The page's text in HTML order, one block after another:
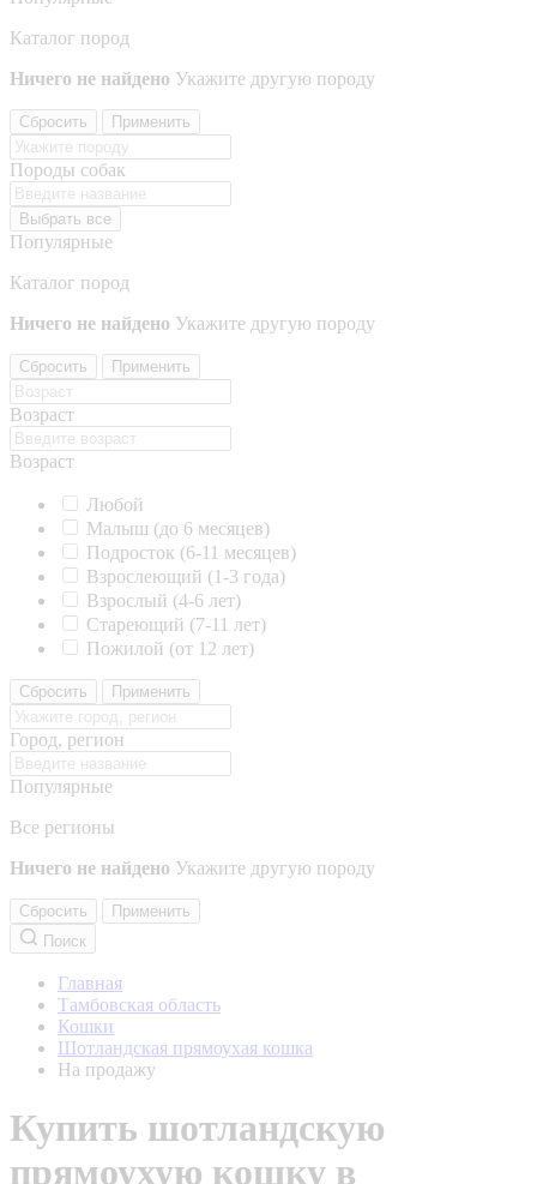
Каталог пород
Ничего не найдено Укажите другую породу
Сбросить Применить
Породы собак
Выбрать все
Популярные
Каталог пород
Ничего не найдено Укажите другую породу
Сбросить Применить
Возраст
Возраст
Любой
Малыш (до 6 месяцев)
Подросток (6-11 месяцев)
Взрослеющий (1-3 года)
Взрослый (4-6 лет)
Стареющий (7-11 лет)
Пожилой (от 12 лет)
Сбросить Применить
Город, регион
Популярные
Все регионы
Ничего не найдено Укажите другую породу
Сбросить
Применить
Поиск
Главная
Тамбовская область
Кошки
Шотландская прямоухая кошка
На продажу
Купить шотландскую
прямоухую кошку в